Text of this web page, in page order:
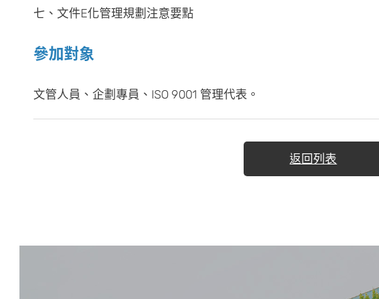
七、文件E化管理規劃注意要點
參加對象
文管人員、企劃專員、ISO 9001 管理代表。
返回列表